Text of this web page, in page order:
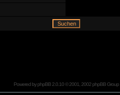
Powered byphpBB2.0.10 © 2001, 2002 phpBB Group